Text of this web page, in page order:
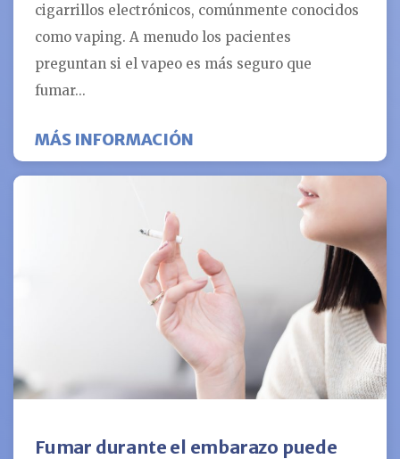
cigarrillos electrónicos, comúnmente conocidos
como vaping. A menudo los pacientes
preguntan si el vapeo es más seguro que
fumar...
MÁS INFORMACIÓN
Fumar durante el embarazo puede